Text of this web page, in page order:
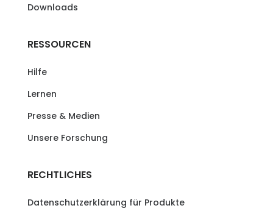
Downloads
RESSOURCEN
Hilfe
Lernen
Presse & Medien
Unsere Forschung
RECHTLICHES
Datenschutzerklärung für Produkte